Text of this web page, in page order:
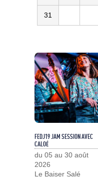
31
FEDJ19 JAM SESSION AVEC
CALOÉ
du 05 au 30 août
2026
Le Baiser Salé